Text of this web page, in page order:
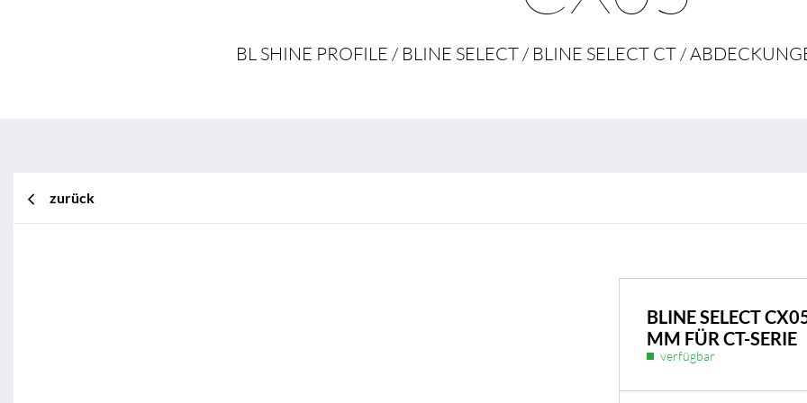
BL Shine Netzteile
BL Netzteile Basic
BL Interieur
BL SHINE PROFILE / BLINE SELECT / BLINE SELECT CT /
zurück
BLINE SELECT
MM FÜR CT-SERIE
verfügbar